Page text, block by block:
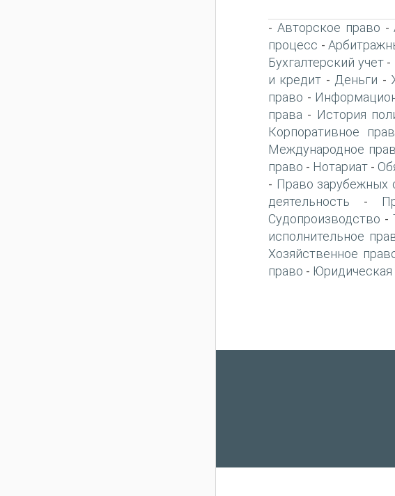
- Авторское право -
процесс -
Бухгалтерский учет-
и кредит - Деньги -
право -
права - История
Корпоративное
Международное
право - Нотариат -
- Право зарубежных
деятельность -
Судопроизводство -
исполнительное
Хозяйственное
право - Юридическая